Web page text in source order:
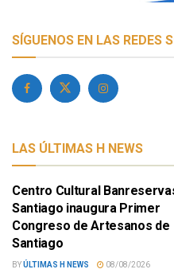
SÍGUENOS EN LAS REDES
LAS ÚLTIMAS H NEWS
Centro Cultural
Santiago inaugura Primer
Congreso de Artesanos de
Santiago
BYÚLTIMAS H NEWS 08/08/2026